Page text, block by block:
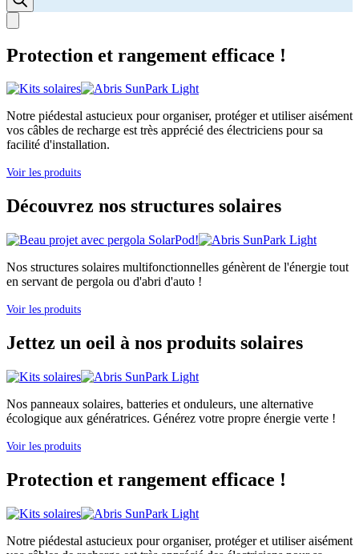
Protection et rangement efficace !
Notre piédestal astucieux pour organiser, protéger et utiliser aisément
vos câbles de recharge est très apprécié des électriciens pour sa
facilité d'installation.
Voir les produits
Découvrez nos structures solaires
Nos structures solaires multifonctionnelles génèrent de l'énergie tout
en servant de pergola ou d'abri d'auto !
Voir les produits
Jettez un oeil à nos produits solaires
Nos panneaux solaires, batteries et onduleurs, une alternative
écologique aux génératrices. Générez votre propre énergie verte !
Voir les produits
Protection et rangement efficace !
Notre piédestal astucieux pour organiser, protéger et utiliser aisément